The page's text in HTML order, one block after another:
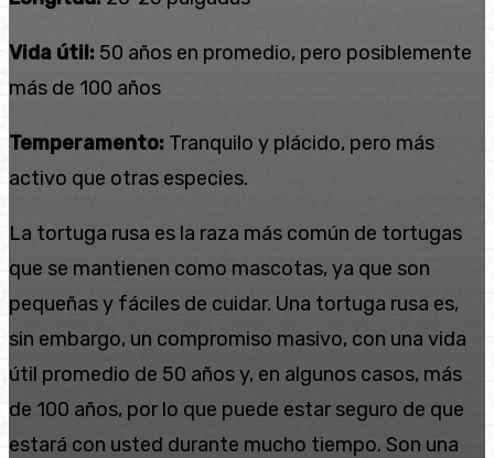
Vida útil: 50 años en promedio, pero posiblemente
más de 100 años
Temperamento: Tranquilo y plácido, pero más
activo que otras especies.
La tortuga rusa es la raza más común de tortugas
que se mantienen como mascotas, ya que son
pequeñas y fáciles de cuidar. Una tortuga rusa es,
sin embargo, un compromiso masivo, con una vida
útil promedio de 50 años y, en algunos casos, más
de 100 años, por lo que puede estar seguro de que
estará con usted durante mucho tiempo. Son una